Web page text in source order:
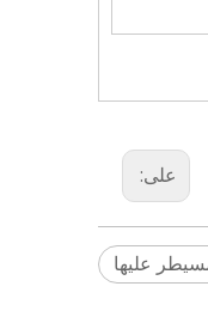
على:
عليها